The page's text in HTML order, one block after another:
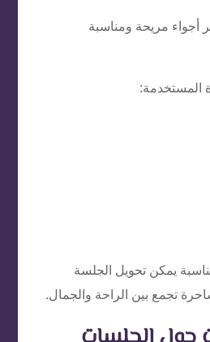
أجواء مريحة ومناسبة
المستخدمة:
يمكن تحويل الجلسة
تجمع بين الراحة والجمال.